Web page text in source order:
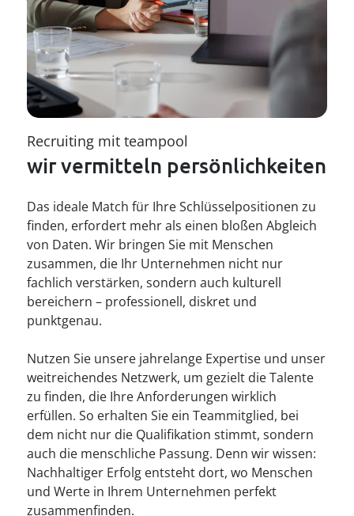
----
Recruiting mit teampool
wir vermitteln persönlichkeiten
Das ideale Match für Ihre Schlüsselpositionen zu
finden, erfordert mehr als einen bloßen Abgleich
von Daten. Wir bringen Sie mit Menschen
zusammen, die Ihr Unternehmen nicht nur
fachlich verstärken, sondern auch kulturell
bereichern – professionell, diskret und
punktgenau.
Nutzen Sie unsere jahrelange Expertise und unser
weitreichendes Netzwerk, um gezielt die Talente
zu finden, die Ihre Anforderungen wirklich
erfüllen. So erhalten Sie ein Teammitglied, bei
dem nicht nur die Qualifikation stimmt, sondern
auch die menschliche Passung. Denn wir wissen:
Nachhaltiger Erfolg entsteht dort, wo Menschen
und Werte in Ihrem Unternehmen perfekt
zusammenfinden.